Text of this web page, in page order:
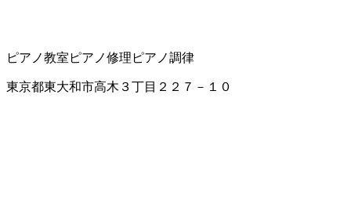
ピアノ教室 ピアノ修理 ピアノ調律
東京都東大和市高木３丁目２２７－１０